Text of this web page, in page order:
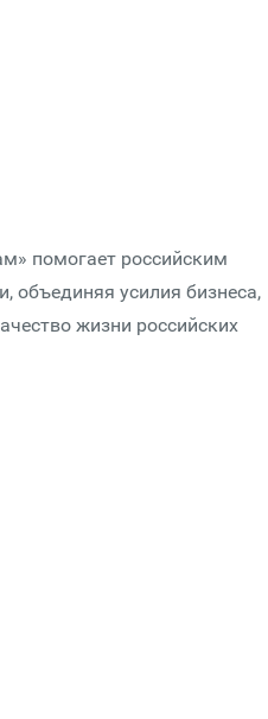
помогает российским
объединяя усилия бизнеса,
жизни российских